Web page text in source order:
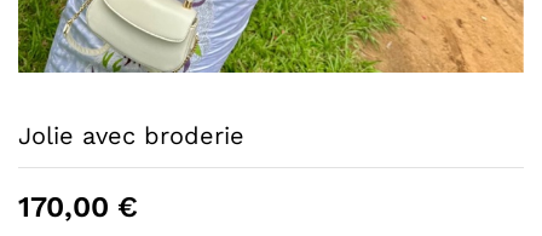
Jolie avec broderie
170,00 €